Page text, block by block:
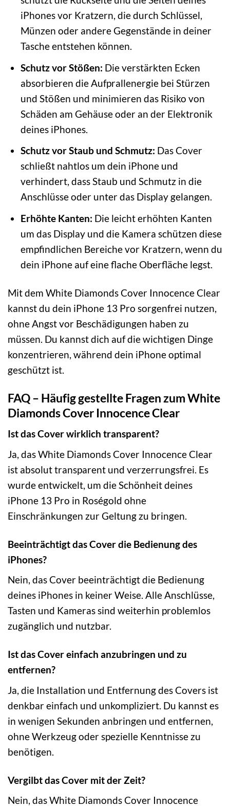
iPhones vor Kratzern, die durch Schlüssel,
Münzen oder andere Gegenstände in deiner
Tasche entstehen können.
Schutz vor Stößen: Die verstärkten Ecken
absorbieren die Aufprallenergie bei Stürzen
und Stößen und minimieren das Risiko von
Schäden am Gehäuse oder an der Elektronik
deines iPhones.
Schutz vor Staub und Schmutz: Das Cover
schließt nahtlos um dein iPhone und
verhindert, dass Staub und Schmutz in die
Anschlüsse oder unter das Display gelangen.
Erhöhte Kanten: Die leicht erhöhten Kanten
um das Display und die Kamera schützen diese
empfindlichen Bereiche vor Kratzern, wenn du
dein iPhone auf eine flache Oberfläche legst.
Mit dem White Diamonds Cover Innocence Clear
kannst du dein iPhone 13 Pro sorgenfrei nutzen,
ohne Angst vor Beschädigungen haben zu
müssen. Du kannst dich auf die wichtigen Dinge
konzentrieren, während dein iPhone optimal
geschützt ist.
FAQ – Häufig gestellte Fragen zum White
Diamonds Cover Innocence Clear
Ist das Cover wirklich transparent?
Ja, das White Diamonds Cover Innocence Clear
ist absolut transparent und verzerrungsfrei. Es
wurde entwickelt, um die Schönheit deines
iPhone 13 Pro in Roségold ohne
Einschränkungen zur Geltung zu bringen.
Beeinträchtigt das Cover die Bedienung des
iPhones?
Nein, das Cover beeinträchtigt die Bedienung
deines iPhones in keiner Weise. Alle Anschlüsse,
Tasten und Kameras sind weiterhin problemlos
zugänglich und nutzbar.
Ist das Cover einfach anzubringen und zu
entfernen?
Ja, die Installation und Entfernung des Covers ist
denkbar einfach und unkompliziert. Du kannst es
in wenigen Sekunden anbringen und entfernen,
ohne Werkzeug oder spezielle Kenntnisse zu
benötigen.
Vergilbt das Cover mit der Zeit?
Nein, das White Diamonds Cover Innocence